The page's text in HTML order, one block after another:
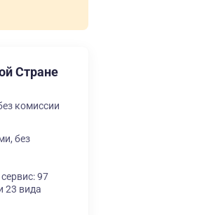
Стране
комиссии
без
97
23 вида